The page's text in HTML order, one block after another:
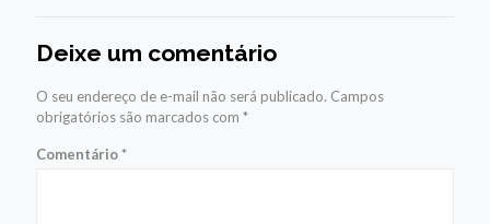
Deixe um comentário
O seu endereço de e-mail não será publicado. Campos
obrigatórios são marcados com *
Comentário*